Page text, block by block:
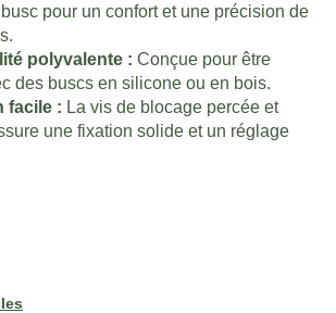
pour un confort et une précision de
polyvalente : Conçue pour être
des buscs en silicone ou en bois.
facile : La vis de blocage percée et
une fixation solide et un réglage